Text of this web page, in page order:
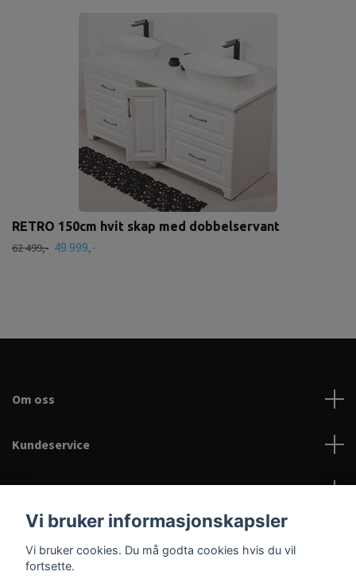
RETRO 150cm hvit skap med dobbelservant
62 499,- 49 999,-
Om oss
Kundeservice
Les mer
Vi bruker informasjonskapsler
Vi bruker cookies. Du må godta cookies hvis du vil
fortsette.
Velkommen til Baderama.no